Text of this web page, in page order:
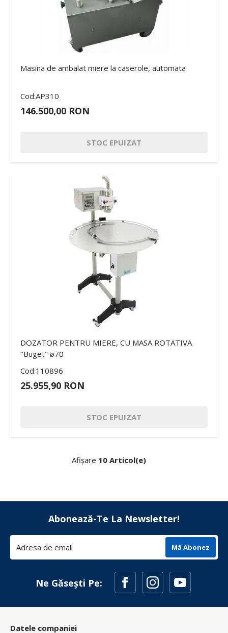
Masina de ambalat miere la caserole, automata
Cod:AP310
146.500,00 RON
STOC EPUIZAT
DOZATOR PENTRU MIERE, CU MASA ROTATIVA
"Buget" ø70
Cod:110896
25.955,90 RON
STOC EPUIZAT
Afișare 10 Articol(e)
Abonează-Te La Newsletter!
Mă Abonez
Ne Găsești Pe:
Datele companiei